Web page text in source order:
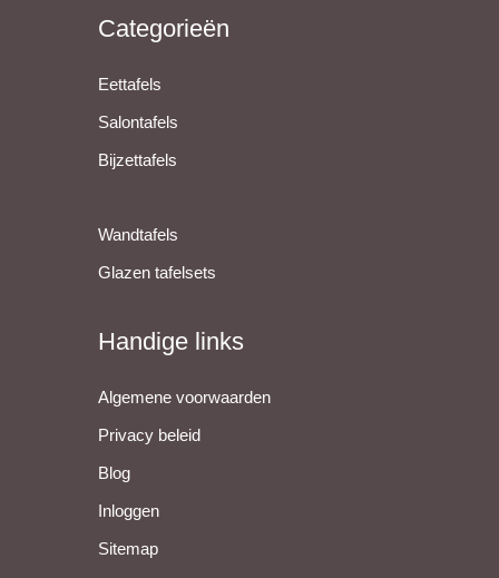
Categorieën
Eettafels
Salontafels
Bijzettafels
Wandtafels
Glazen tafelsets
Handige links
Algemene voorwaarden
Privacy beleid
Blog
Inloggen
Sitemap